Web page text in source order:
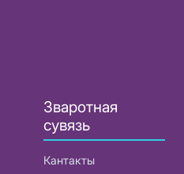
Зваротная
сувязь
Кантакты